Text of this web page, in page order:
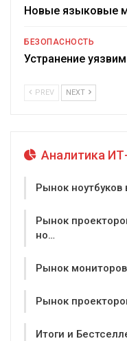
Новые языковые
БЕЗОПАСНОСТЬ
Устранение
PREV NEXT
Аналитика
Рынок
Рынок
но…
Рынок
Рынок
Итоги и